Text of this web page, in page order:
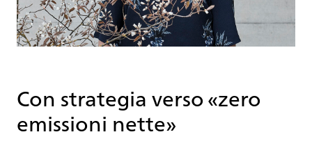
Con strategia verso «zero
emissioni nette»